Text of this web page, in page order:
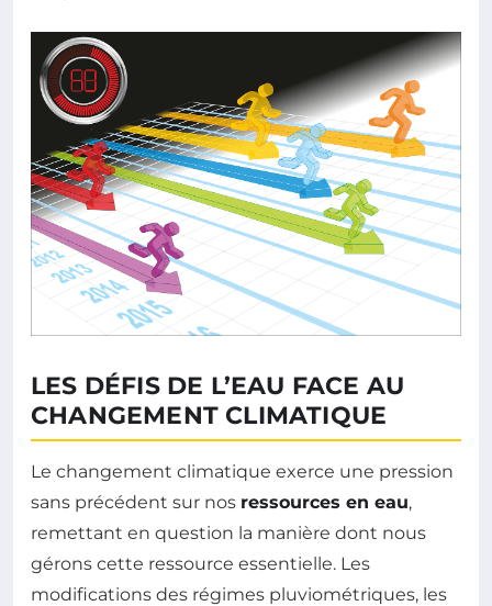
LES DÉFIS DE L’EAU FACE AU
CHANGEMENT CLIMATIQUE
Le changement climatique exerce une pression
sans précédent sur nos ressources en eau,
remettant en question la manière dont nous
gérons cette ressource essentielle. Les
modifications des régimes pluviométriques, les